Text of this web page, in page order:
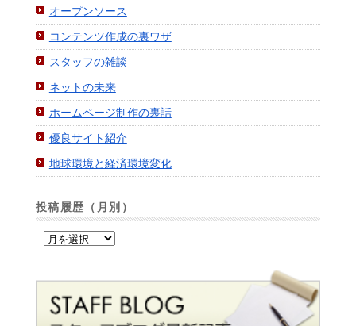
オープンソース
コンテンツ作成の裏ワザ
スタッフの雑談
ネットの未来
ホームページ制作の裏話
優良サイト紹介
地球環境と経済環境変化
投稿履歴（月別）